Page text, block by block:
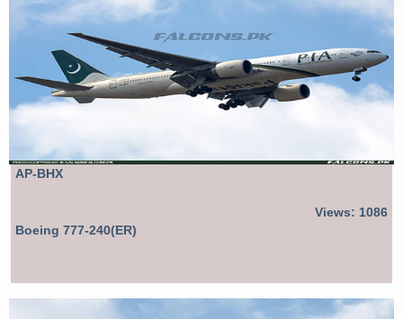
AP-BHX
Views: 1086
Boeing 777-240(ER)